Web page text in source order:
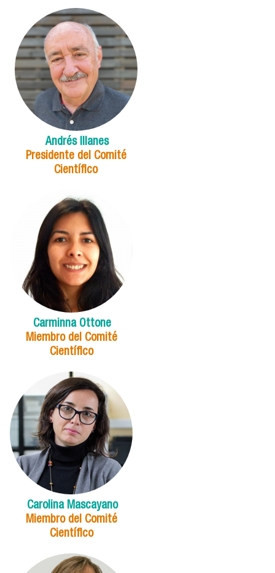
Andrés Illanes
Presidente del Comité
Científico
Carminna Ottone
Miembro del Comité
Científico
Carolina Mascayano
Miembro del Comité
Científico